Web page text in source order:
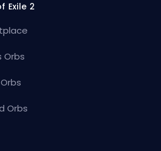
Exile 2
Orbs
Orbs